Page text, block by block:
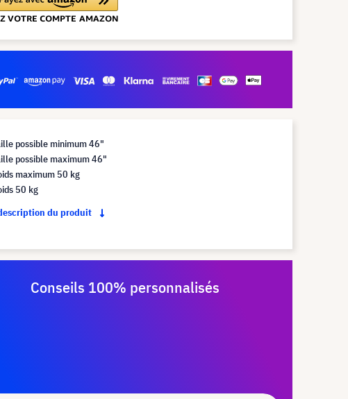
possible minimum 46"
possible maximum 46"
maximum 50 kg
50 kg
du produit
Conseils 100% personnalisés